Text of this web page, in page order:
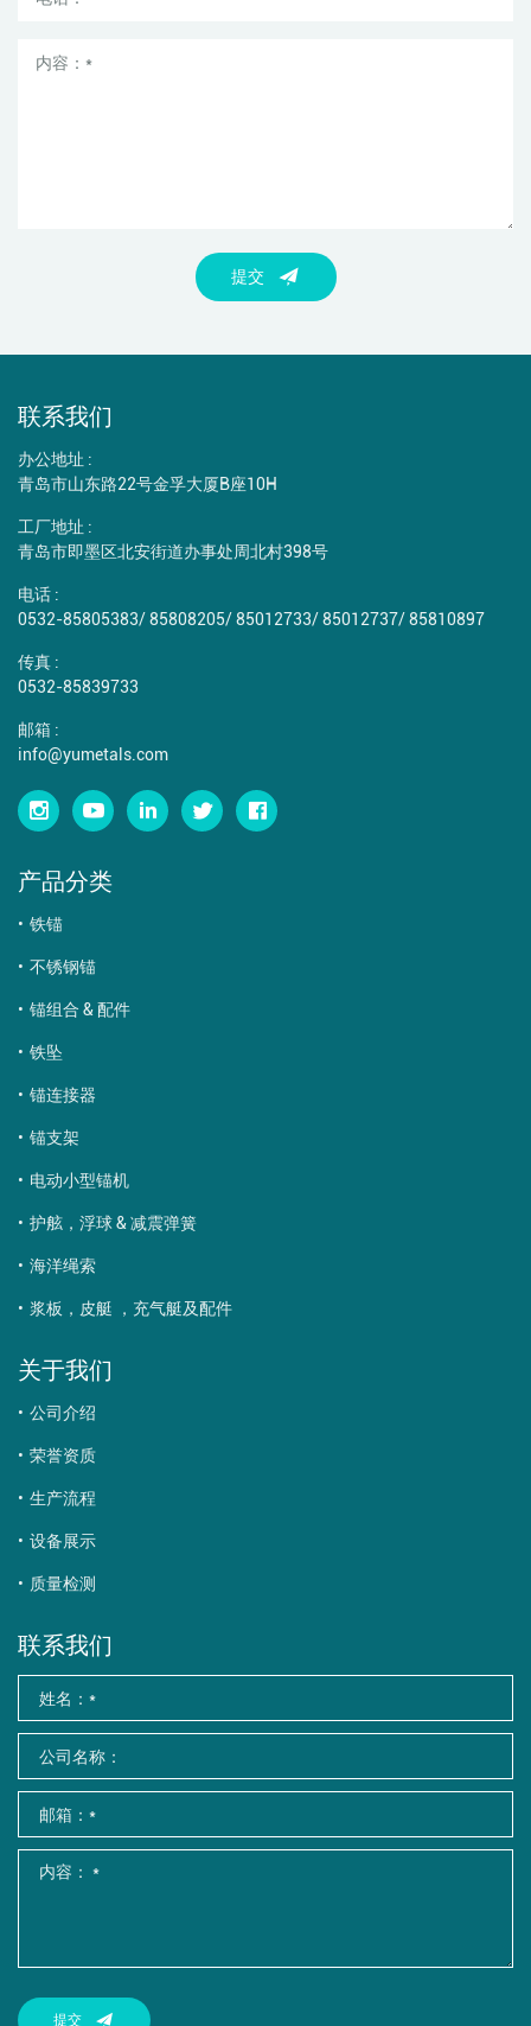
提交
联系我们
办公地址 :
青岛市山东路22号金孚大厦B座10H
工厂地址 :
青岛市即墨区北安街道办事处周北村398号
电话 :
0532-85805383/85808205/85012733/85012737/85810897
传真 :
0532-85839733
邮箱 :
info@yumetals.com
产品分类
铁锚
不锈钢锚
锚组合 & 配件
铁坠
锚连接器
锚支架
电动小型锚机
护舷，浮球 & 减震弹簧
海洋绳索
浆板，皮艇 ，充气艇及配件
关于我们
公司介绍
荣誉资质
生产流程
设备展示
质量检测
联系我们
提交